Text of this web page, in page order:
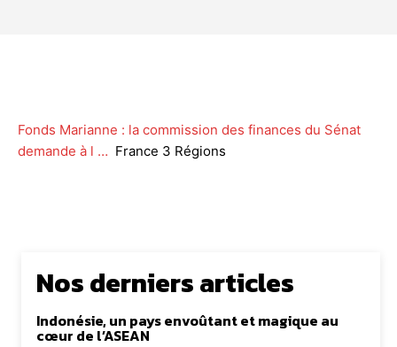
Fonds Marianne : la commission des finances du Sénat
demande à l … France 3 Régions
Nos derniers articles
Indonésie, un pays envoûtant et magique au
cœur de l’ASEAN